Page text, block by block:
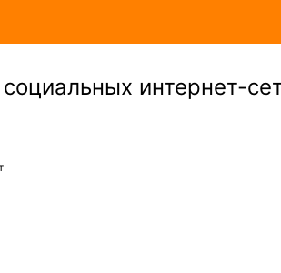
интернет-